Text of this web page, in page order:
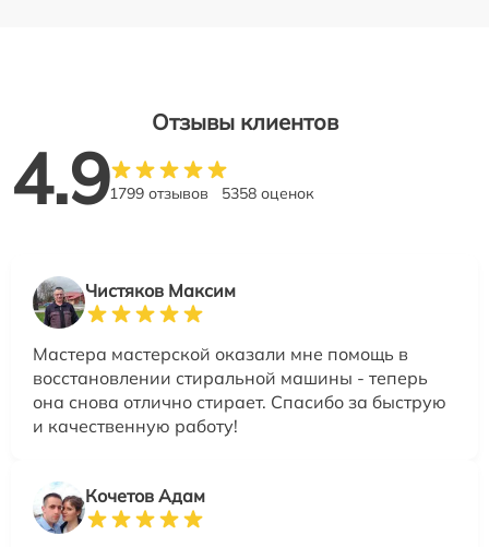
Отзывы клиентов
4.91799 отзывов 5358 оценок
Чистяков Максим
Мастера мастерской оказали мне помощь в
восстановлении стиральной машины - теперь
она снова отлично стирает. Спасибо за быструю
и качественную работу!
Кочетов Адам